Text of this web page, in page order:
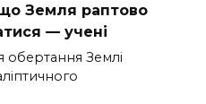
Земля раптово
— учені
Землі